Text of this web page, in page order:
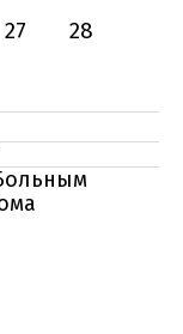
27
28